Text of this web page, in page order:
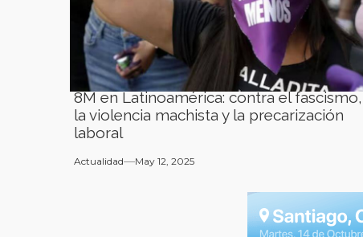
8M en Latinoamérica: contra el fascismo,
la violencia machista y la precarización
laboral
Actualidad May 12, 2025